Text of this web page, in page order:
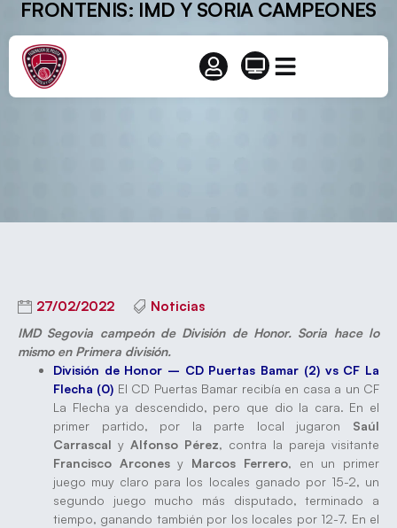
FRONTENIS: IMD Y SORIA CAMPEONES
27/02/2022 Noticias
IMD Segovia campeón de División de Honor. Soria hace lo
mismo en Primera división.
División de Honor – CD Puertas Bamar (2) vs CF La
Flecha (0) El CD Puertas Bamar recibía en casa a un CF
La Flecha ya descendido, pero que dio la cara. En el
primer partido, por la parte local jugaron Saúl
Carrascal y Alfonso Pérez, contra la pareja visitante
Francisco Arconesy Marcos Ferrero, en un primer
juego muy claro para los locales ganado por 15-2, un
segundo juego mucho más disputado, terminado a
tiempo, ganando también por los locales por 12-7. En el